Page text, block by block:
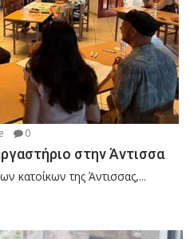
0
στην Άντισσα
κατοίκων της Άντισσας,...